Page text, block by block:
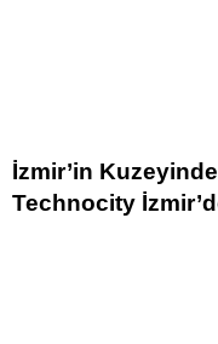
İzmir’in
Technocity